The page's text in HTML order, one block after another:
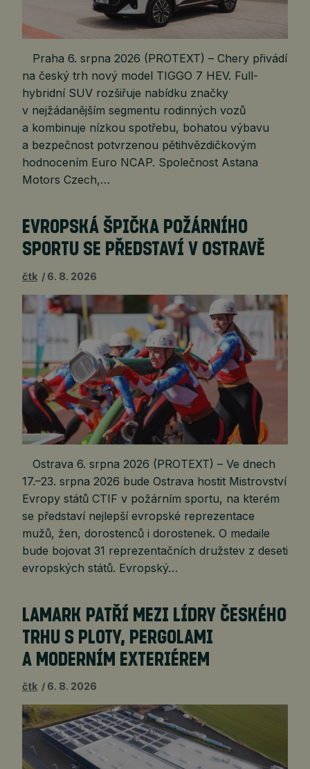
Praha 6. srpna 2026 (PROTEXT) – Chery přivádí
na český trh nový model TIGGO 7 HEV. Full-
hybridní SUV rozšiřuje nabídku značky
v nejžádanějším segmentu rodinných vozů
a kombinuje nízkou spotřebu, bohatou výbavu
a bezpečnost potvrzenou pětihvězdičkovým
hodnocením Euro NCAP. Společnost Astana
Motors Czech,…
EVROPSKÁ ŠPIČKA POŽÁRNÍHO
SPORTU SE PŘEDSTAVÍ V OSTRAVĚ
čtk 6. 8. 2026
Ostrava 6. srpna 2026 (PROTEXT) – Ve dnech
17.–23. srpna 2026 bude Ostrava hostit Mistrovství
Evropy států CTIF v požárním sportu, na kterém
se představí nejlepší evropské reprezentace
mužů, žen, dorostenců i dorostenek. O medaile
bude bojovat 31 reprezentačních družstev z deseti
evropských států. Evropský…
LAMARK PATŘÍ MEZI LÍDRY ČESKÉHO
TRHU S PLOTY, PERGOLAMI
A MODERNÍM EXTERIÉREM
čtk 6. 8. 2026